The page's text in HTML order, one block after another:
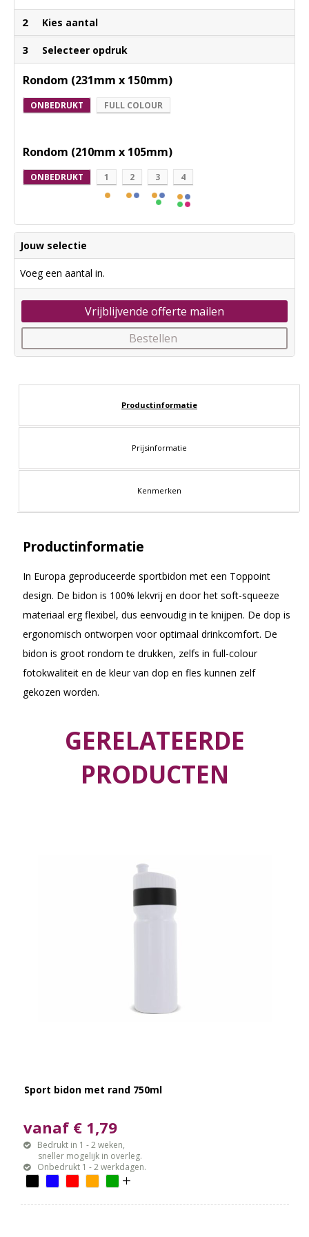
2 Kies aantal
3 Selecteer opdruk
Rondom (231mm x 150mm)
ONBEDRUKT FULL COLOUR
Rondom (210mm x 105mm)
ONBEDRUKT 1 2 3 4
Jouw selectie
Voeg een aantal in.
Vrijblijvende offerte mailen
Bestellen
Productinformatie
Prijsinformatie
Kenmerken
Productinformatie
In Europa geproduceerde sportbidon met een Toppoint
design. De bidon is 100% lekvrij en door het soft-squeeze
materiaal erg flexibel, dus eenvoudig in te knijpen. De dop is
ergonomisch ontworpen voor optimaal drinkcomfort. De
bidon is groot rondom te drukken, zelfs in full-colour
fotokwaliteit en de kleur van dop en fles kunnen zelf
gekozen worden.
GERELATEERDE
PRODUCTEN
Sport bidon met rand 750ml
vanaf € 1,79
Bedrukt in 1 - 2 weken,
sneller mogelijk in overleg.
Onbedrukt 1 - 2 werkdagen.